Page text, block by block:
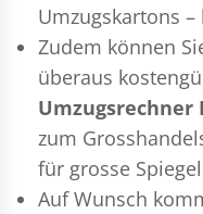
Umzugskartons
Zudem können
überaus
Umzugsrechner
zum
für grosse
Auf Wunsch